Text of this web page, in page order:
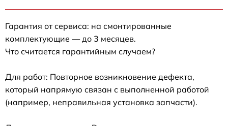
Гарантия от сервиса: на смонтированные
комплектующие — до 3 месяцев.
Что считается гарантийным случаем?
Для работ: Повторное возникновение дефекта,
который напрямую связан с выполненной работой
(например, неправильная установка запчасти).